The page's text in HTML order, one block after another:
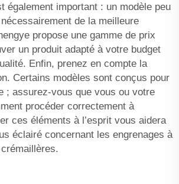
également important : un modèle peu
de la meilleure
propose une gamme de prix
un produit adapté à votre budget
Enfin, prenez en compte la
Certains modèles sont conçus pour
; assurez-vous que vous ou votre
procéder correctement à
ces éléments à l’esprit vous aidera
éclairé concernant les engrenages à